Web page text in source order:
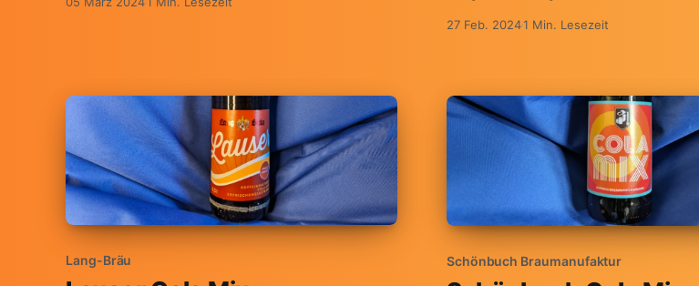
27 Feb. 20241 Min. Lesezeit
Lang-Bräu Schönbuch Braumanufaktur